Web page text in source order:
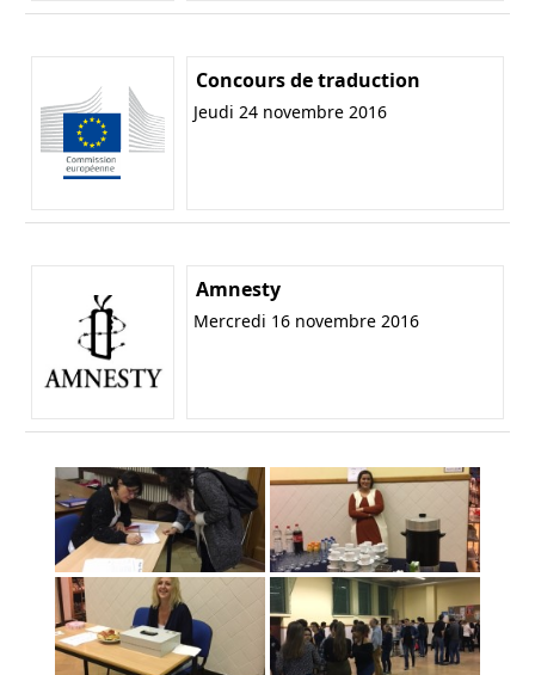
Concours de traduction
Jeudi 24 novembre 2016
Amnesty
Mercredi 16 novembre 2016